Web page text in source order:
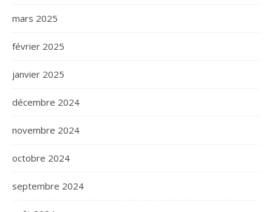
mars 2025
février 2025
janvier 2025
décembre 2024
novembre 2024
octobre 2024
septembre 2024